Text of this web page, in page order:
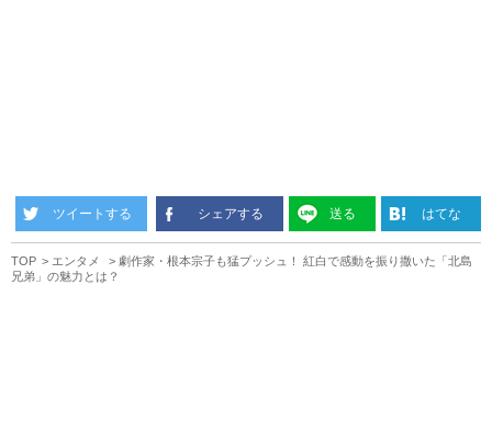
ツイートする シェアする 送る はてな
TOP エンタメ
劇作家・根本宗子も猛プッシュ！ 紅白で感動を振り撒いた「北島
兄弟」の魅力とは？